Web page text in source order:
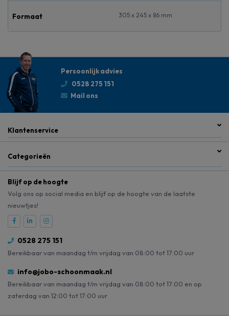
Formaat 305 x 245 x 86 mm
Persoonlijk advies
0528 275 151
Mail ons
Klantenservice
Categorieën
Blijf op de hoogte
Volg ons op social media en blijf op de hoogte van de laatste
nieuwtjes!
0528 275 151
Bereikbaar van maandag t/m vrijdag van 08:00 tot 17:00 uur
info@jobo-schoonmaak.nl
Bereikbaar van maandag t/m vrijdag van 08:00 tot 17:00 en op
zaterdag van 12:00 tot 17:00 uur